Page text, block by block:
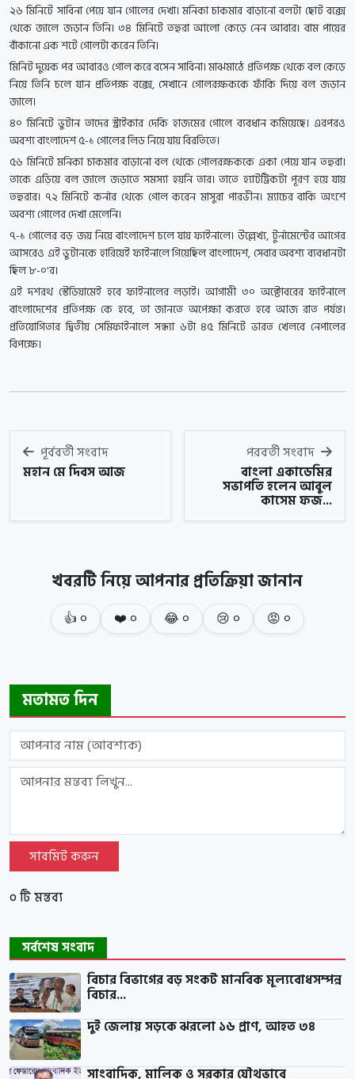
২৬ মিনিটে সাবিনা পেয়ে যান গোলের দেখা। মনিকা চাকমার বাড়ানো বলটা ছোট বক্সে
থেকে জালে জড়ান তিনি। ৩৪ মিনিটে তহুরা আলো কেড়ে নেন আবার। বাম পায়ের
বাঁকানো এক শটে গোলটা করেন তিনি।
মিনিট দুয়েক পর আবারও গোল করে বসেন সাবিনা। মাঝমাঠে প্রতিপক্ষ থেকে বল কেড়ে
নিয়ে তিনি চলে যান প্রতিপক্ষ বক্সে, সেখানে গোলরক্ষককে ফাঁকি দিয়ে বল জড়ান
জালে।
৪০ মিনিটে ভুটান তাদের স্ট্রাইকার দেকি হাজমের গোলে ব্যবধান কমিয়েছে। এরপরও
অবশ্য বাংলাদেশ ৫-১ গোলের লিড নিয়ে যায় বিরতিতে।
৫৬ মিনিটে মনিকা চাকমার বাড়ানো বল থেকে গোলরক্ষককে একা পেয়ে যান তহুরা।
তাকে এড়িয়ে বল জালে জড়াতে সমস্যা হয়নি তার। তাতে হ্যাটট্রিকটা পূরণ হয়ে যায়
তহুরার। ৭২ মিনিটে কর্নার থেকে গোল করেন মাসুরা পারভীন। ম্যাচের বাকি অংশে
অবশ্য গোলের দেখা মেলেনি।
৭-১ গোলের বড় জয় নিয়ে বাংলাদেশ চলে যায় ফাইনালে। উল্লেখ্য, টুর্নামেন্টের আগের
আসরেও এই ভুটানকে হারিয়েই ফাইনালে গিয়েছিল বাংলাদেশ, সেবার অবশ্য ব্যবধানটা
ছিল ৮-০'র।
এই দশরথ স্টেডিয়ামেই হবে ফাইনালের লড়াই। আগামী ৩০ অক্টোবরের ফাইনালে
বাংলাদেশের প্রতিপক্ষ কে হবে, তা জানতে অপেক্ষা করতে হবে আজ রাত পর্যন্ত।
প্রতিযোগিতার দ্বিতীয় সেমিফাইনালে সন্ধ্যা ৬টা ৪৫ মিনিটে ভারত খেলবে নেপালের
বিপক্ষে।
পূর্ববর্তী সংবাদ
মহান মে দিবস আজ
পরবর্তী সংবাদ
বাংলা একাডেমির
সভাপতি হলেন আবুল
কাসেম ফজ...
খবরটি নিয়ে আপনার প্রতিক্রিয়া জানান
👍০ ❤️০ 😂০ 😢০ 😡০
মতামত দিন
সাবমিট করুন
০ টি মন্তব্য
সর্বশেষ সংবাদ
বিচার বিভাগের বড় সংকট মানবিক মূল্যবোধসম্পন্ন
বিচার...
দুই জেলায় সড়কে ঝরলো ১৬ প্রাণ, আহত ৩৪
সাংবাদিক, মালিক ও সরকার যৌথভাবে